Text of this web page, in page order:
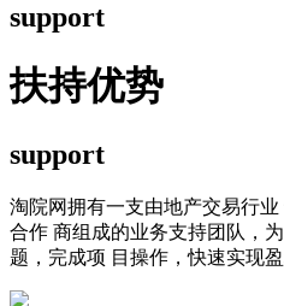
support
扶持优势
support
淘院网拥有一支由地产交易行
合作 商组成的业务支持团队，
题，完成项 目操作，快速实现盈